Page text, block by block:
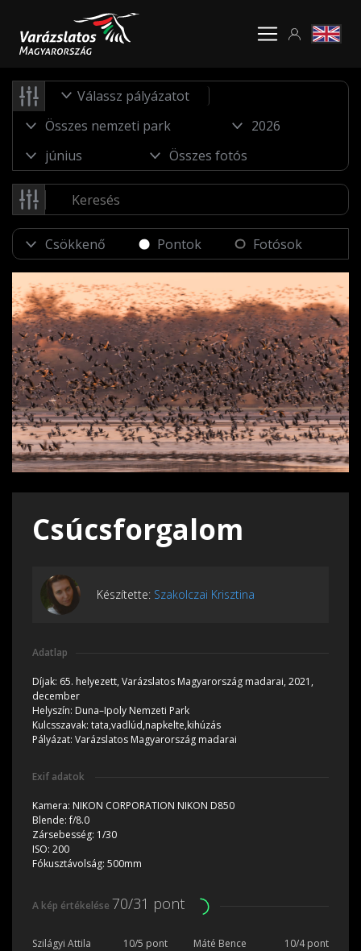
Válassz pályázatot
Pontok Fotósok
Csúcsforgalom
Készítette: Szakolczai Krisztina
Adatlap
Díjak: 65. helyezett, Varázslatos Magyarország madarai, 2021,
december
Helyszín: Duna–Ipoly Nemzeti Park
Kulcsszavak: tata,vadlúd,napkelte,kihúzás
Pályázat: Varázslatos Magyarország madarai
Exif adatok
Kamera: NIKON CORPORATION NIKON D850
Blende:f/8.0
Zársebesség: 1/30
ISO: 200
Fókusztávolság: 500mm
A kép értékelése 70/31 pont
Szilágyi Attila 10/5 pont Máté Bence
10/4 pont